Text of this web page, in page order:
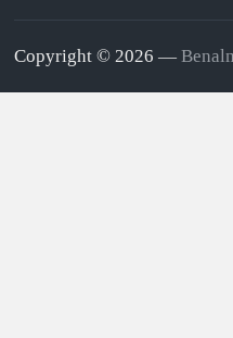
Copyright © 2026 —